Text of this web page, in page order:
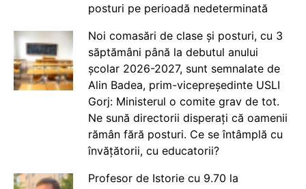
posturi pe perioadă nedeterminată
Noi comasări de clase și posturi, cu 3
săptămâni până la debutul anului
școlar 2026-2027, sunt semnalate de
Alin Badea, prim-vicepreședinte USLI
Gorj: Ministerul o comite grav de tot.
Ne sună directorii disperați că oamenii
rămân fără posturi. Ce se întâmplă cu
învățătorii, cu educatorii?
Profesor de Istorie cu 9.70 la